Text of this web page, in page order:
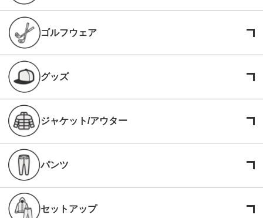
ゴルフウェア
グッズ
ジャケット/アウター
パンツ
セットアップ